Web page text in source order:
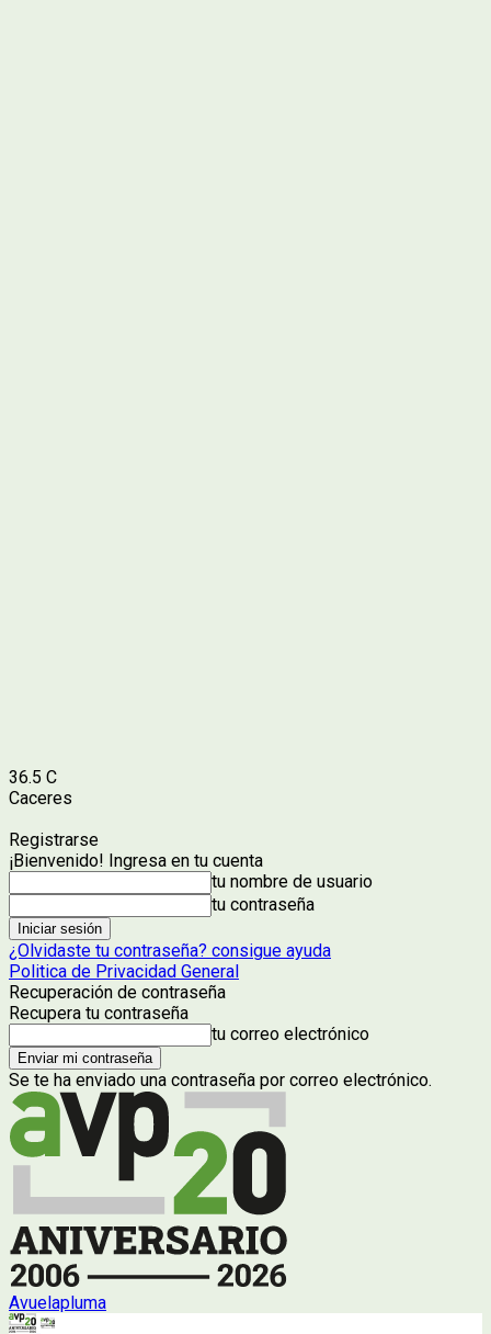
36.5 C
Caceres
Registrarse
¡Bienvenido! Ingresa en tu cuenta
tu nombre de usuario
tu contraseña
¿Olvidaste tu contraseña? consigue ayuda
Politica de Privacidad General
Recuperación de contraseña
Recupera tu contraseña
tu correo electrónico
Se te ha enviado una contraseña por correo electrónico.
Avuelapluma